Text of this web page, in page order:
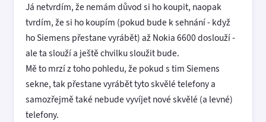
Já netvrdím, že nemám důvod si ho koupit, naopak
tvrdím, že si ho koupím (pokud bude k sehnání - když
ho Siemens přestane vyrábět) až Nokia 6600 doslouží -
ale ta slouží a ještě chvilku sloužit bude.
Mě to mrzí z toho pohledu, že pokud s tim Siemens
sekne, tak přestane vyrábět tyto skvělé telefony a
samozřejmě také nebude vyvíjet nové skvělé (a levné)
telefony.